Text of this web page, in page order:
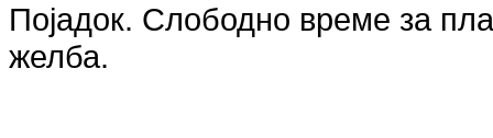
Појадок. Слободно време за
желба.